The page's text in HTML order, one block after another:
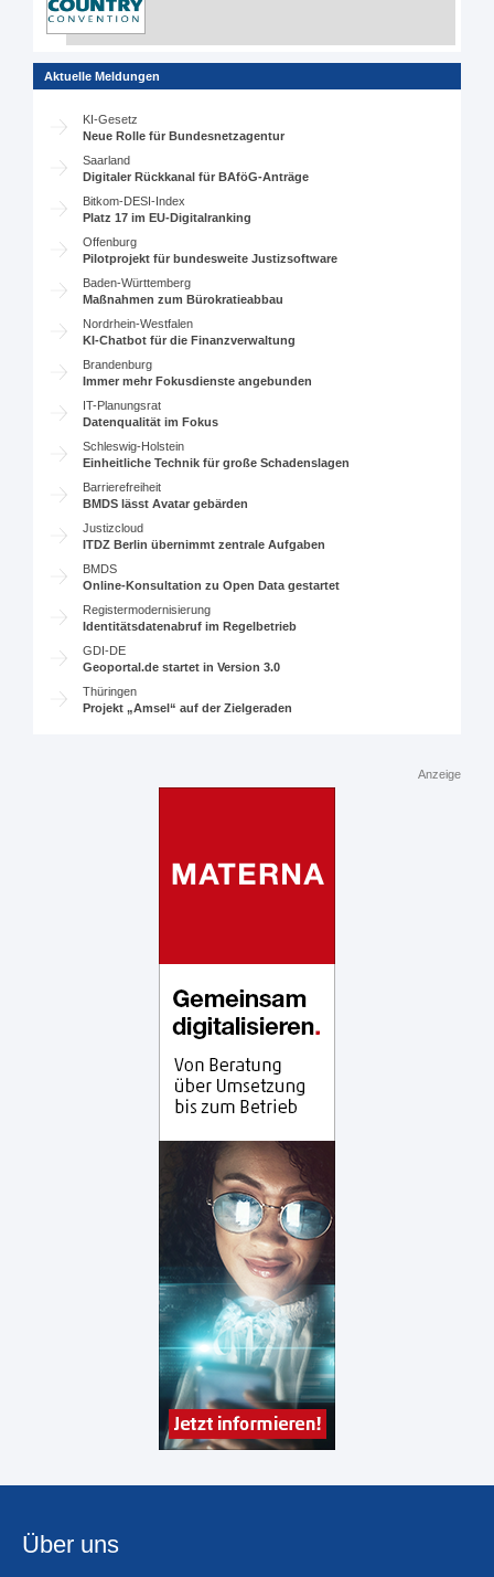
Aktuelle Meldungen
KI-Gesetz
Neue Rolle für Bundesnetzagentur
Saarland
Digitaler Rückkanal für BAföG-Anträge
Bitkom-DESI-Index
Platz 17 im EU-Digitalranking
Offenburg
Pilotprojekt für bundesweite Justizsoftware
Baden-Württemberg
Maßnahmen zum Bürokratieabbau
Nordrhein-Westfalen
KI-Chatbot für die Finanzverwaltung
Brandenburg
Immer mehr Fokusdienste angebunden
IT-Planungsrat
Datenqualität im Fokus
Schleswig-Holstein
Einheitliche Technik für große Schadenslagen
Barrierefreiheit
BMDS lässt Avatar gebärden
Justizcloud
ITDZ Berlin übernimmt zentrale Aufgaben
BMDS
Online-Konsultation zu Open Data gestartet
Registermodernisierung
Identitätsdatenabruf im Regelbetrieb
GDI-DE
Geoportal.de startet in Version 3.0
Thüringen
Projekt „Amsel“ auf der Zielgeraden
Anzeige
Über uns